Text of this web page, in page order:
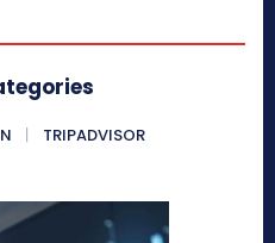
TRIPADVISOR